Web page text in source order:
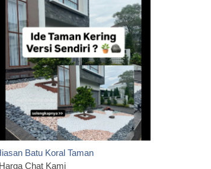
Batu Koral Taman
Chat Kami